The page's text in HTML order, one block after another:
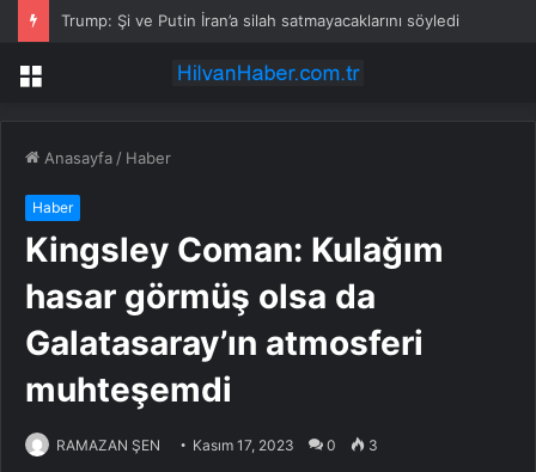
Trump: Şi ve Putin İran’a silah satmayacaklarını söyledi
Menü
Anasayfa / Haber
Haber
Kingsley Coman: Kulağım
hasar görmüş olsa da
Galatasaray’ın atmosferi
muhteşemdi
RAMAZAN ŞEN Kasım 17, 2023 0 3